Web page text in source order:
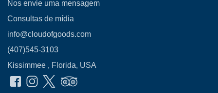
Nos envie uma mensagem
Consultas de mídia
info@cloudofgoods.com
(407)545-3103
Kissimmee , Florida, USA